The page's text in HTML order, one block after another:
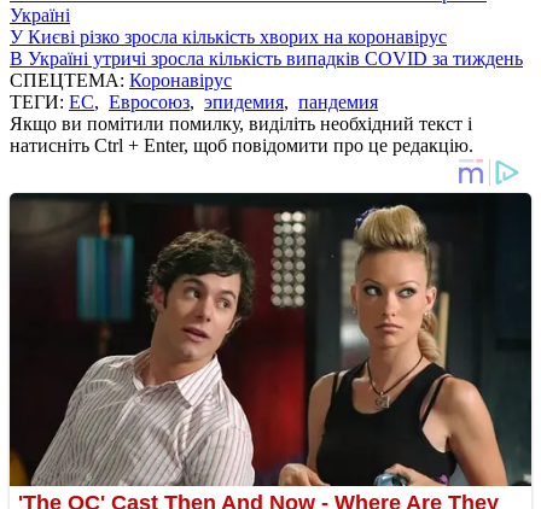
Україні
У Києві різко зросла кількість хворих на коронавірус
В Україні утричі зросла кількість випадків COVID за тиждень
СПЕЦТЕМА: Коронавірус
ТЕГИ: ЕС, Евросоюз, эпидемия, пандемия
Якщо ви помітили помилку, виділіть необхідний текст і
натисніть Ctrl + Enter, щоб повідомити про це редакцію.